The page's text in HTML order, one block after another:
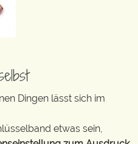
Dingen lässt sich im
etwas sein,